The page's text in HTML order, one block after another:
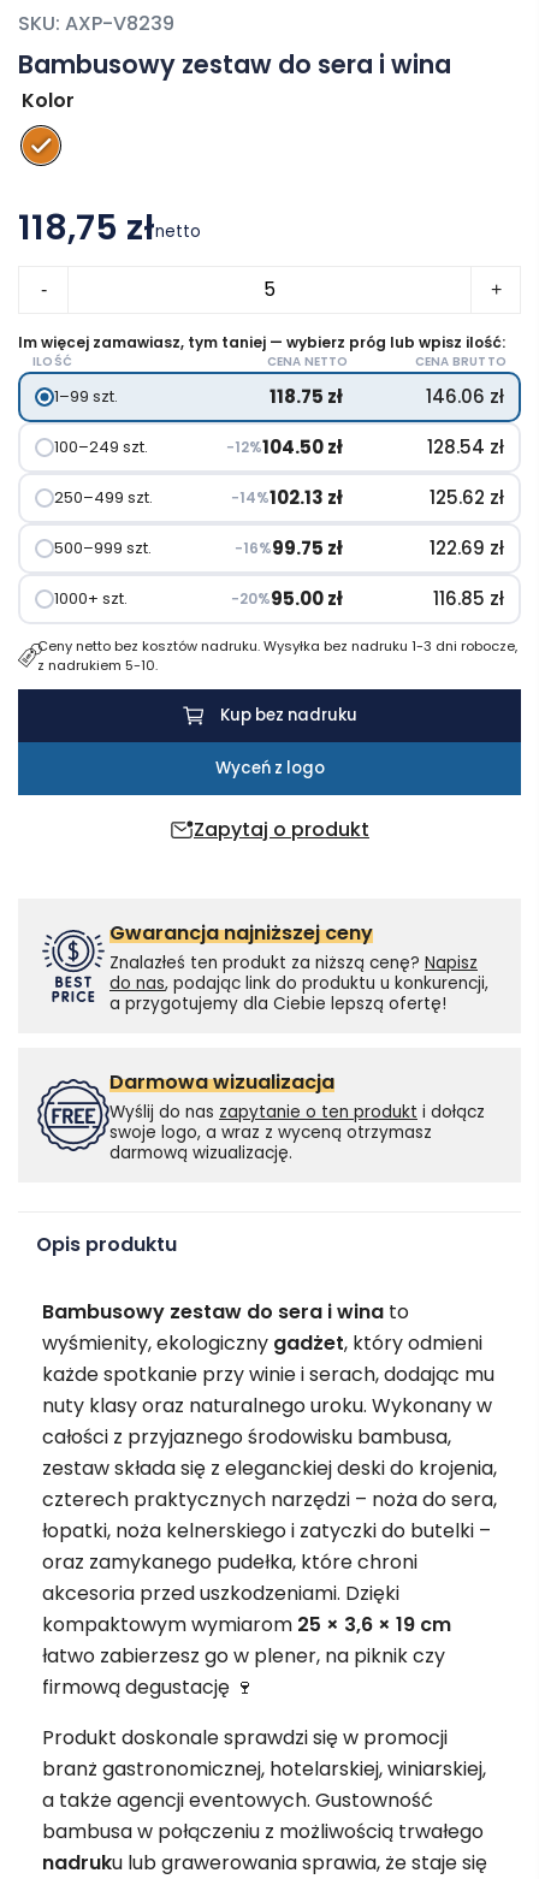
Bambusowy zestaw do sera i wina
SKU: AXP-V8239
Kolor
118,75 złnetto
-
zestaw
do
sera
i
wina
+
Zapytaj o produkt
Im więcej zamawiasz, tym taniej — wybierz próg lub wpisz ilość:
ILOŚĆ CENA NETTO CENA BRUTTO
1–99 szt. 118.75 zł 146.06 zł
100–249 szt. −12%104.50zł 128.54 zł
250–499 szt. −14%102.13 zł 125.62 zł
500–999 szt. −16%99.75 zł 122.69 zł
1000+ szt. −20%95.00zł 116.85 zł
Ceny netto bez kosztów nadruku. Wysyłka bez nadruku 1-3 dni robocze,
z nadrukiem 5-10.
Kup bez nadruku
Wyceń z logo
Gwarancja najniższej ceny
Znalazłeś ten produkt za niższą cenę? Napisz
do nas, podając link do produktu u konkurencji,
a przygotujemy dla Ciebie lepszą ofertę!
Darmowa wizualizacja
Wyślij do nas zapytanie o ten produkt i dołącz
swoje logo, a wraz z wyceną otrzymasz
darmową wizualizację.
Opis produktu
Bambusowy zestaw do sera i wina to
wyśmienity, ekologiczny gadżet, który odmieni
każde spotkanie przy winie i serach, dodając mu
nuty klasy oraz naturalnego uroku. Wykonany w
całości z przyjaznego środowisku bambusa,
zestaw składa się z eleganckiej deski do krojenia,
czterech praktycznych narzędzi – noża do sera,
łopatki, noża kelnerskiego i zatyczki do butelki –
oraz zamykanego pudełka, które chroni
akcesoria przed uszkodzeniami. Dzięki
kompaktowym wymiarom 25 × 3,6 × 19 cm
łatwo zabierzesz go w plener, na piknik czy
firmową degustację 🍷
Produkt doskonale sprawdzi się w promocji
branż gastronomicznej, hotelarskiej, winiarskiej,
a także agencji eventowych. Gustowność
bambusa w połączeniu z możliwością trwałego
nadruku lub grawerowania sprawia, że staje się